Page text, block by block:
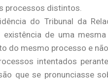
processos distintos.
do Tribunal da
existência de uma
do mesmo processo e
intentados
que se pronunciasse